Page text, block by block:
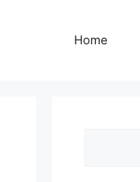
Home